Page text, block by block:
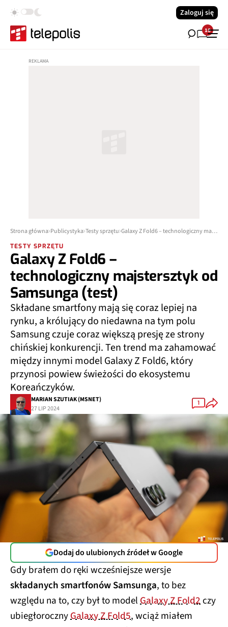
Zaloguj się
18
Strona główna Publicystyka Testy sprzętu Galaxy Z Fold6 – technologiczny majstersztyk od Samsunga (test)
TESTY SPRZĘTU
Galaxy Z Fold6 –
technologiczny majstersztyk od
Samsunga (test)
Składane smartfony mają się coraz lepiej na
rynku, a królujący do niedawna na tym polu
Samsung czuje coraz większą presję ze strony
chińskiej konkurencji. Ten trend ma zahamować
między innymi model Galaxy Z Fold6, który
przynosi powiew świeżości do ekosystemu
Koreańczyków.
MARIAN SZUTIAK (MSNET)
27 LIP 2024
1
Dodaj do ulubionych źródeł w Google
Gdy brałem do ręki wcześniejsze wersje
składanych smartfonów Samsunga, to bez
względu na to, czy był to modelGalaxy Z Fold2czy
ubiegłorocznyGalaxy Z Fold5, wciąż miałem